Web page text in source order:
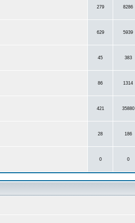
279 8286
629 5939
45 383
86 1314
421 35880
28 186
0 0